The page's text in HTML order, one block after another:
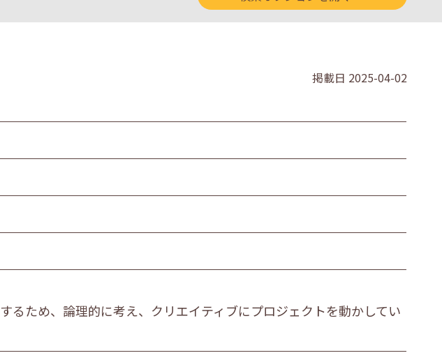
機械製造業
その他の製造業
ミ
運輸業
ービス業
医療業
祉・介護事業 その他
掲載日 2025-04-02
るため、論理的に考え、クリエイティブにプロジェクトを動かしてい